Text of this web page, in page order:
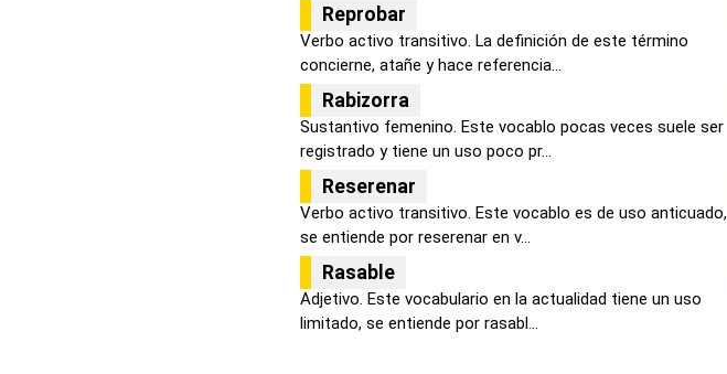
Reprobar
Verbo activo transitivo. La definición de este término
concierne, atañe y hace referencia...
Rabizorra
Sustantivo femenino. Este vocablo pocas veces suele ser
registrado y tiene un uso poco pr...
Reserenar
Verbo activo transitivo. Este vocablo es de uso anticuado,
se entiende por reserenar en v...
Rasable
Adjetivo. Este vocabulario en la actualidad tiene un uso
limitado, se entiende por rasabl...